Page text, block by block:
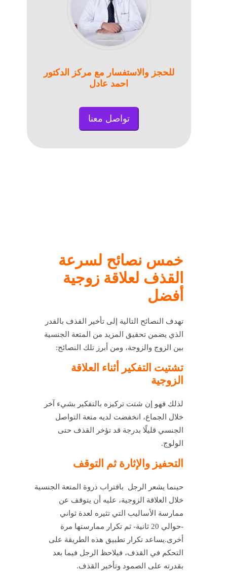
للحجز والاستفسار مع مركز الدكتور
احمد عادل
تواصل معنا
خمس نصائح لسرعة
القذف لعلاقة زوجية
أفضل
تهدف النصائح التالية إلى تأخير القذف بالقدر
الذي يضمن تحقيق المزيد من المتعة الجنسية
بين الزوج والزوجة، ومن أبرز تلك النصائح:
تشتيت التفكير أثناء العلاقة
الزوجية
لذلك فهو إن شتت تركيزه بالتفكير بشيء آخر
خلال الجماع، انخفضت لديه متعة التواصل
الجنسي قليلًا بدرجة قد تؤخر القذف حتى
الولوج.
التحفيز والإثارة ثم التوقف
حينما يشعر الرجل باقتراب ذروة المتعة الجنسية
خلال العلاقة الزوجية، عليه أن يتوقف عن
ممارسة الأساليب التي تثيره لعدة ثواني
-حوالي 20 ثانية- ثم تكرار ممارستها مرة
أخرى.يساعد تكرار تطبيق هذه الطريقة على
التحكم في القذف، فيلاحظ الرجل فيما بعد
بقدرته على الصمود وتأخير القذف.